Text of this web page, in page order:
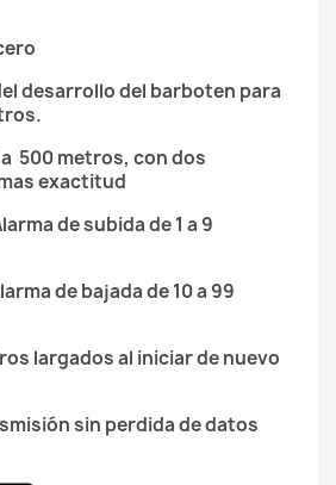
desarrollo del barboten para
500 metros, con dos
exactitud
de subida de 1 a 9
de bajada de 10 a 99
largados al iniciar de nuevo
sin perdida de datos